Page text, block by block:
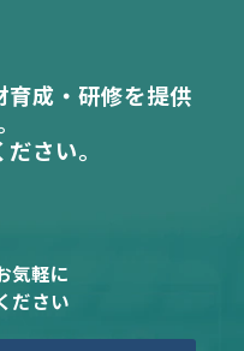
成・研修を提供
さい。
気軽に
ださい